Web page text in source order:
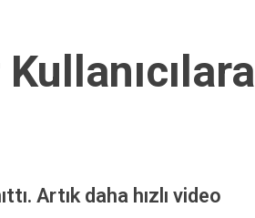
Artık daha hızlı video